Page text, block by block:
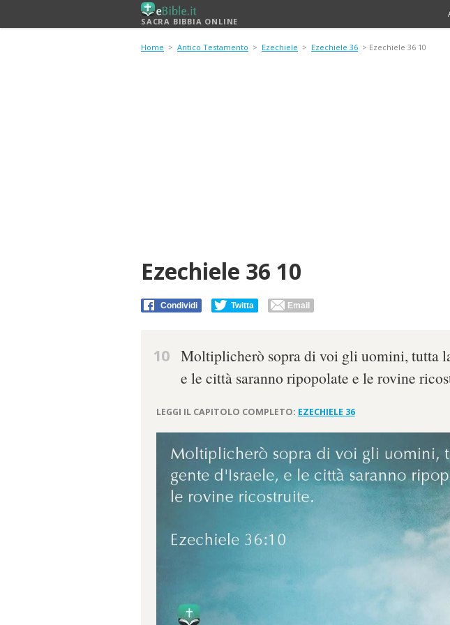
SACRA BIBBIA ONLINE
Home > Antico Testamento > Ezechiele > Ezechiele 36 > Ezechiele 36 10
Ezechiele 36 10
Condividi Twitta Email
10 Moltiplicherò sopra di voi gli uomini, tutta
e le città saranno ripopolate e le rovine
LEGGI IL CAPITOLO COMPLETO: EZECHIELE 36